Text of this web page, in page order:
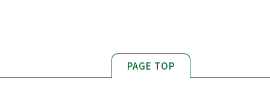
PAGE TOP